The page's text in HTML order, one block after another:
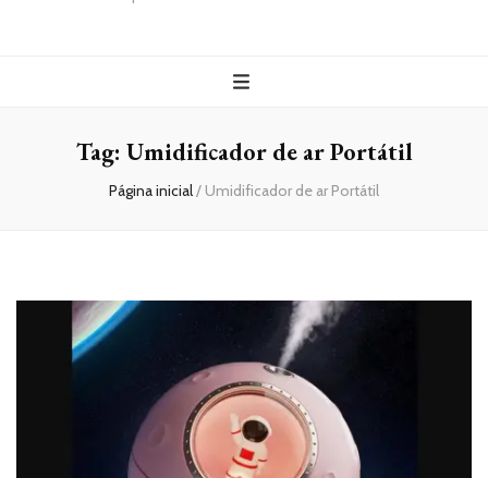
Tag: Umidificador de ar Portátil
Página inicial/ Umidificador de ar Portátil